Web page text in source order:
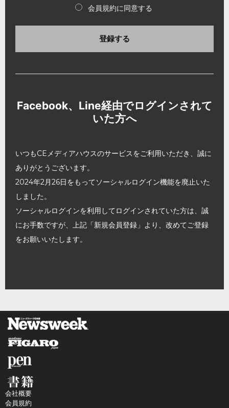
会員規約に同意する
登録する
Facebook、Line経由でログインされて
いた方へ
いつもCEメディアハウスのサービスをご利用いただき、誠に
ありがとうございます。
2024年2月26日をもってソーシャルログイン機能を廃止いた
しました。
ソーシャルログインを利用してログインされていた方は、誠
にお手数ですが、上記「新規会員登録」より、改めてご登録
をお願いいたします。
会社概要
会員規約